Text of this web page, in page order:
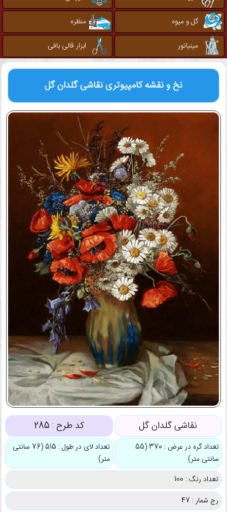
گل و میوه
منظره
مینیاتور
ابزار قالی بافی
نخ و نقشه کامپیوترینقاشی گلدان گل
نقاشی گلدان گل کد طرح : 285
تعداد گره در عرض : 370 (55
سانتی متر)
تعداد لای در طول : 515 (76 سانتی
متر)
تعداد رنگ : 100
رج شمار : 47